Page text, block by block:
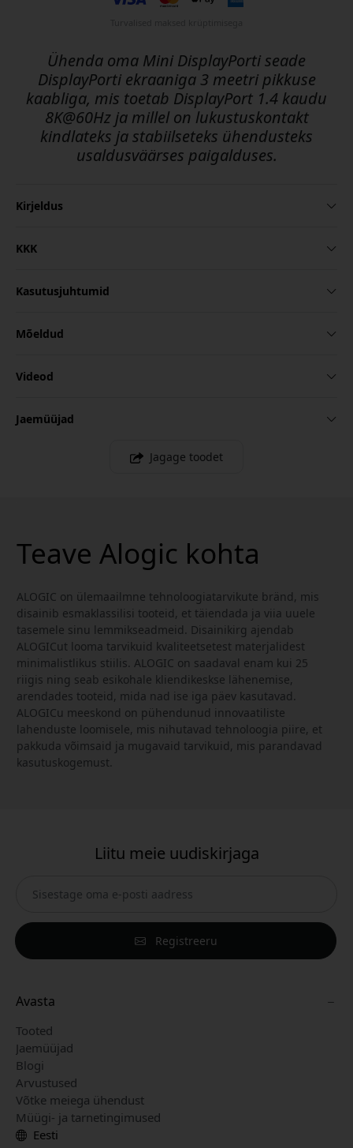
Ühenda oma Mini DisplayPorti seade
DisplayPorti ekraaniga 3 meetri pikkuse
kaabliga, mis toetab DisplayPort 1.4 kaudu
8K@60Hz ja millel on lukustuskontakt
kindlateks ja stabiilseteks ühendusteks
usaldusväärses paigalduses.
Kirjeldus
KKK
Kasutusjuhtumid
Mõeldud
Videod
Jaemüüjad
Jagage toodet
Teave Alogic kohta
ALOGIC on ülemaailmne tehnoloogiatarvikute bränd, mis
disainib esmaklassilisi tooteid, et täiendada ja viia uuele
tasemele sinu lemmikseadmeid. Disainikirg ajendab
ALOGICut looma tarvikuid kvaliteetsetest materjalidest
minimalistlikus stiilis. ALOGIC on saadaval enam kui 25
riigis ning seab esikohale kliendikeskse lähenemise,
arendades tooteid, mida nad ise iga päev kasutavad.
ALOGICu meeskond on pühendunud innovaatiliste
lahenduste loomisele, mis nihutavad tehnoloogia piire, et
pakkuda võimsaid ja mugavaid tarvikuid, mis parandavad
kasutuskogemust.
Liitu meie uudiskirjaga
Registreeru
Avasta
Tooted
Jaemüüjad
Blogi
Arvustused
Võtke meiega ühendust
Müügi- ja tarnetingimused
Eesti